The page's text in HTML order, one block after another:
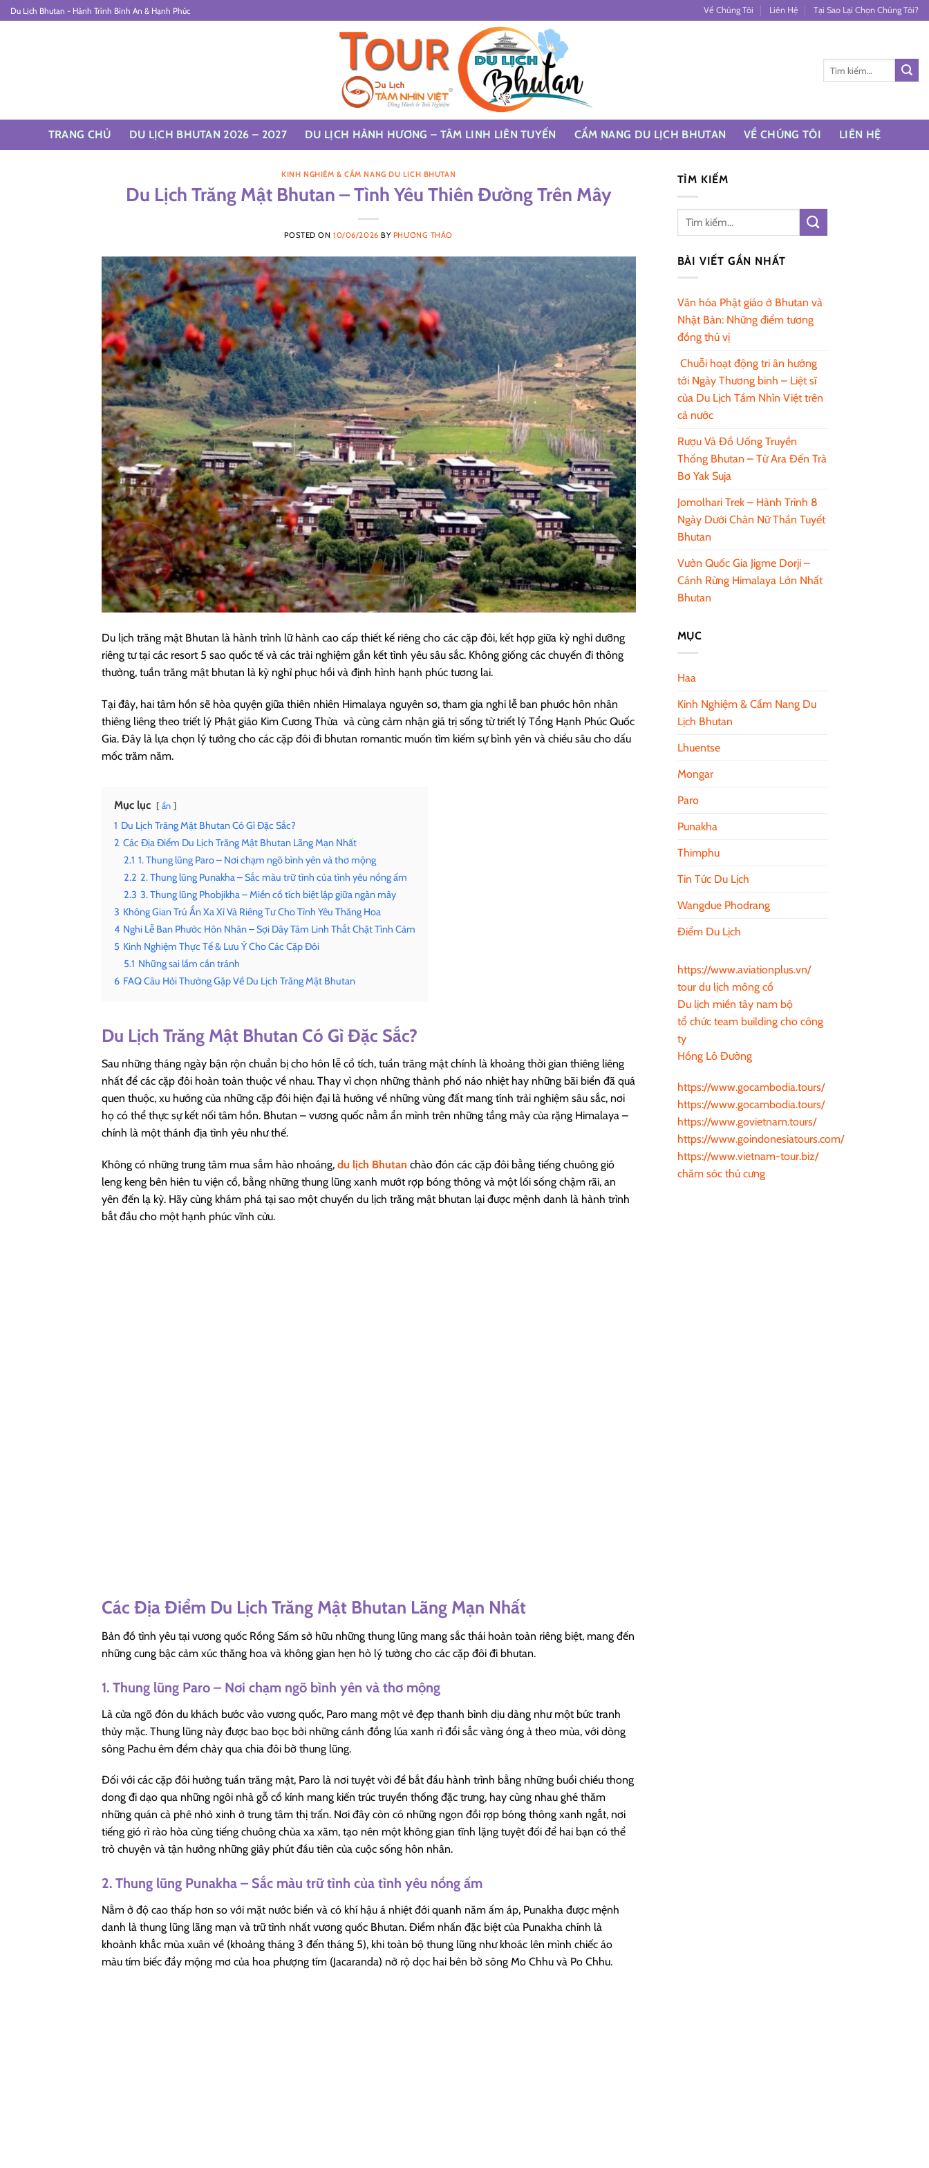
Skip
to
Du Lịch Bhutan - Hành Trình Bình An & Hạnh Phúc Về Chúng Tôi Liên Hệ Tại Sao Lại Chọn Chúng Tôi?
TRANG CHỦ DU LỊCH BHUTAN 2026 – 2027 DU LỊCH HÀNH HƯƠNG – TÂM LINH LIÊN TUYẾN CẨM NANG DU LỊCH BHUTAN VỀ CHÚNG TÔI LIÊN HỆ
KINH NGHIỆM & CẨM NANG DU LỊCH BHUTAN
Du Lịch Trăng Mật Bhutan – Tình Yêu Thiên Đường Trên Mây
POSTED ON10/06/2026 BY PHƯƠNG THẢO
Du lịch trăng mật Bhutan là hành trình lữ hành cao cấp thiết kế riêng cho các cặp đôi, kết hợp giữa kỳ nghỉ dưỡng
riêng tư tại các resort 5 sao quốc tế và các trải nghiệm gắn kết tình yêu sâu sắc. Không giống các chuyến đi thông
thường, tuần trăng mật bhutan là kỳ nghỉ phục hồi và định hình hạnh phúc tương lai.
Tại đây, hai tâm hồn sẽ hòa quyện giữa thiên nhiên Himalaya nguyên sơ, tham gia nghi lễ ban phước hôn nhân
thiêng liêng theo triết lý Phật giáo Kim Cương Thừa và cùng cảm nhận giá trị sống từ triết lý Tổng Hạnh Phúc Quốc
Gia. Đây là lựa chọn lý tưởng cho các cặp đôi đi bhutan romantic muốn tìm kiếm sự bình yên và chiều sâu cho dấu
mốc trăm năm.
Mục lục ẩn
1 Du Lịch Trăng Mật Bhutan Có Gì Đặc Sắc?
2 Các Địa Điểm Du Lịch Trăng Mật Bhutan Lãng Mạn Nhất
2.1 1. Thung lũng Paro – Nơi chạm ngõ bình yên và thơ mộng
2.2 2. Thung lũng Punakha – Sắc màu trữ tình của tình yêu nồng ấm
2.3 3. Thung lũng Phobjikha – Miền cổ tích biệt lập giữa ngàn mây
3 Không Gian Trú Ẩn Xa Xỉ Và Riêng Tư Cho Tình Yêu Thăng Hoa
4 Nghi Lễ Ban Phước Hôn Nhân – Sợi Dây Tâm Linh Thắt Chặt Tình Cảm
5 Kinh Nghiệm Thực Tế & Lưu Ý Cho Các Cặp Đôi
5.1 Những sai lầm cần tránh
6 FAQ Câu Hỏi Thường Gặp Về Du Lịch Trăng Mật Bhutan
Du Lịch Trăng Mật Bhutan Có Gì Đặc Sắc?
Sau những tháng ngày bận rộn chuẩn bị cho hôn lễ cổ tích, tuần trăng mật chính là khoảng thời gian thiêng liêng
nhất để các cặp đôi hoàn toàn thuộc về nhau. Thay vì chọn những thành phố náo nhiệt hay những bãi biển đã quá
quen thuộc, xu hướng của những cặp đôi hiện đại là hướng về những vùng đất mang tính trải nghiệm sâu sắc, nơi
họ có thể thực sự kết nối tâm hồn. Bhutan – vương quốc nằm ẩn mình trên những tầng mây của rặng Himalaya –
chính là một thánh địa tình yêu như thế.
Không có những trung tâm mua sắm hào nhoáng, du lịch Bhutan chào đón các cặp đôi bằng tiếng chuông gió
leng keng bên hiên tu viện cổ, bằng những thung lũng xanh mướt rợp bóng thông và một lối sống chậm rãi, an
yên đến lạ kỳ. Hãy cùng khám phá tại sao một chuyến du lịch trăng mật bhutan lại được mệnh danh là hành trình
bắt đầu cho một hạnh phúc vĩnh cửu.
Các Địa Điểm Du Lịch Trăng Mật Bhutan Lãng Mạn Nhất
Bản đồ tình yêu tại vương quốc Rồng Sấm sở hữu những thung lũng mang sắc thái hoàn toàn riêng biệt, mang đến
những cung bậc cảm xúc thăng hoa và không gian hẹn hò lý tưởng cho các cặp đôi đi bhutan.
1. Thung lũng Paro – Nơi chạm ngõ bình yên và thơ mộng
Là cửa ngõ đón du khách bước vào vương quốc, Paro mang một vẻ đẹp thanh bình dịu dàng như một bức tranh
thủy mặc. Thung lũng này được bao bọc bởi những cánh đồng lúa xanh rì đổi sắc vàng óng ả theo mùa, với dòng
sông Pachu êm đềm chảy qua chia đôi bờ thung lũng.
Đối với các cặp đôi hưởng tuần trăng mật, Paro là nơi tuyệt vời để bắt đầu hành trình bằng những buổi chiều thong
dong đi dạo qua những ngôi nhà gỗ cổ kính mang kiến trúc truyền thống đặc trưng, hay cùng nhau ghé thăm
những quán cà phê nhỏ xinh ở trung tâm thị trấn. Nơi đây còn có những ngọn đồi rợp bóng thông xanh ngắt, nơi
tiếng gió rì rào hòa cùng tiếng chuông chùa xa xăm, tạo nên một không gian tĩnh lặng tuyệt đối để hai bạn có thể
trò chuyện và tận hưởng những giây phút đầu tiên của cuộc sống hôn nhân.
2. Thung lũng Punakha – Sắc màu trữ tình của tình yêu nồng ấm
Nằm ở độ cao thấp hơn so với mặt nước biển và có khí hậu á nhiệt đới quanh năm ấm áp, Punakha được mệnh
danh là thung lũng lãng mạn và trữ tình nhất vương quốc Bhutan. Điểm nhấn đặc biệt của Punakha chính là
khoảnh khắc mùa xuân về (khoảng tháng 3 đến tháng 5), khi toàn bộ thung lũng như khoác lên mình chiếc áo
màu tím biếc đầy mộng mơ của hoa phượng tím (Jacaranda) nở rộ dọc hai bên bờ sông Mo Chhu và Po Chhu.
TÌM KIẾM
BÀI VIẾT GẦN NHẤT
Văn hóa Phật giáo ở Bhutan và
Nhật Bản: Những điểm tương
đồng thú vị
Chuỗi hoạt động tri ân hướng
tới Ngày Thương binh – Liệt sĩ
của Du Lịch Tầm Nhìn Việt trên
cả nước
Rượu Và Đồ Uống Truyền
Thống Bhutan – Từ Ara Đến Trà
Bơ Yak Suja
Jomolhari Trek – Hành Trình 8
Ngày Dưới Chân Nữ Thần Tuyết
Bhutan
Vườn Quốc Gia Jigme Dorji –
Cánh Rừng Himalaya Lớn Nhất
Bhutan
MỤC
Haa
Kinh Nghiệm & Cẩm Nang Du
Lịch Bhutan
Lhuentse
Mongar
Paro
Punakha
Thimphu
Tin Tức Du Lịch
Wangdue Phodrang
Điểm Du Lịch
https://www.aviationplus.vn/
tour du lịch mông cổ
Du lịch miền tây nam bộ
tổ chức team building cho công
ty
Hồng Lô Đường
https://www.gocambodia.tours/
https://www.gocambodia.tours/
https://www.govietnam.tours/
https://www.goindonesiatours.com/
https://www.vietnam-tour.biz/
chăm sóc thú cưng